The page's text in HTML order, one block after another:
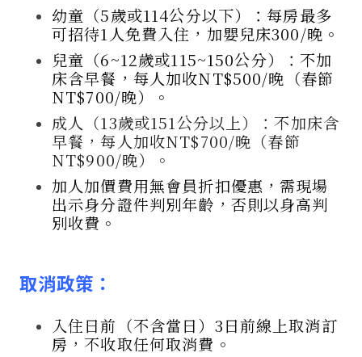
幼童（5歲或114公分以下）：每房最多
可招待1人免費入住，加嬰兒床300/晚。
兒童（6~12歲或115~150公分）：不加
床含早餐， 每人加收NT$500/晚（春節
NT$700/晚）
。
成人（13歲或151公分以上）：不加床含
早餐，每人加收NT$700/晚（春節
NT$900/晚）。
加人加價費用無會員折扣優惠，需現場
出示身分證件判別年齡，否則以身高判
別收費。
取消政策 ：
入住日前（不含當日）3日前線上取消訂
房，不收取任何取消費。